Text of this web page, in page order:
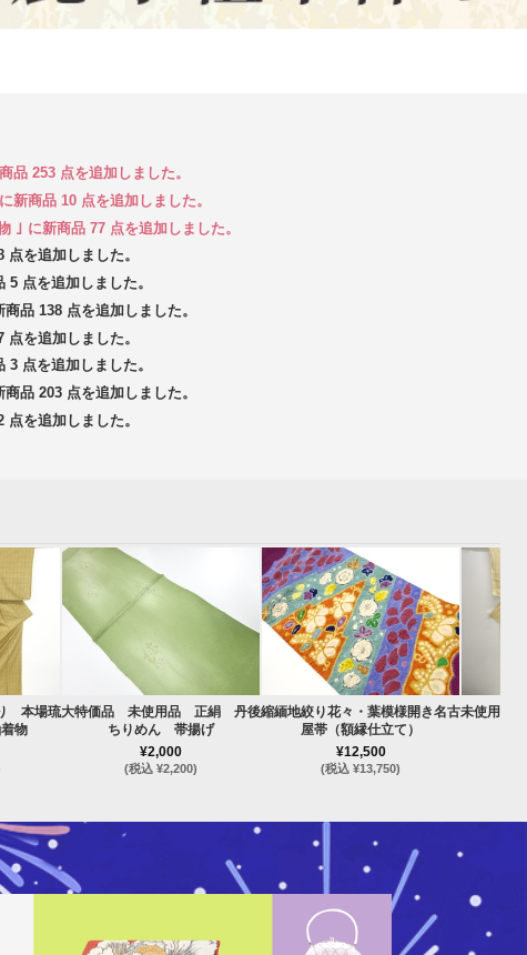
品 253 点を追加しました。
新商品 10 点を追加しました。
｣ に新商品 77 点を追加しました。
を追加しました。
5 点を追加しました。
品 138 点を追加しました。
を追加しました。
3 点を追加しました。
品 203 点を追加しました。
点を追加しました。
本場琉
物
大特価品 未使用品 正絹 丹後
ちりめん 帯揚げ
¥2,000
(税込 ¥2,200)
縮緬地絞り花々・葉模様開き名古
屋帯（額縁仕立て）
¥12,500
(税込 ¥13,750)
未使用品